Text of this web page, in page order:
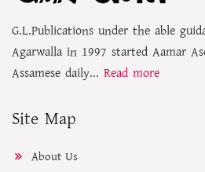
G.L.Publications under the able
Agarwalla in 1997 started Aamar
Assamese daily... Read more
Site Map
About Us